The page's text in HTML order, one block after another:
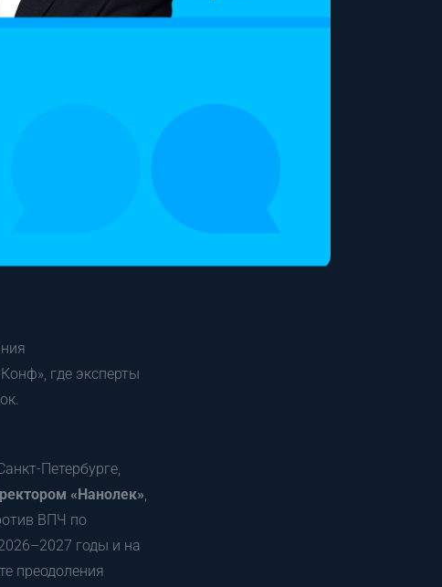
где эксперты
Петербурге,
«Нанолек»,
ВПЧ по
годы и на
преодоления